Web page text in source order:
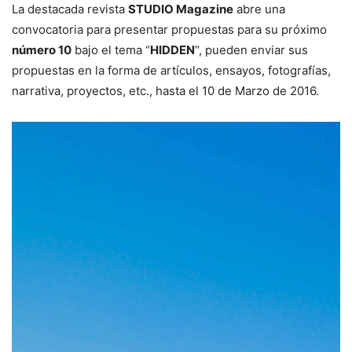
La destacada revista STUDIO Magazine abre una
convocatoria para presentar propuestas para su próximo
número 10 bajo el tema “HIDDEN“, pueden enviar sus
propuestas en la forma de artículos, ensayos, fotografías,
narrativa, proyectos, etc., hasta el 10 de Marzo de 2016.